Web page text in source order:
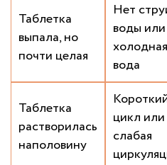
Таблетка
выпала, но
почти целая
Нет
воды или
холодная
вода
Таблетка
растворилась
наполовину
цикл или
слабая